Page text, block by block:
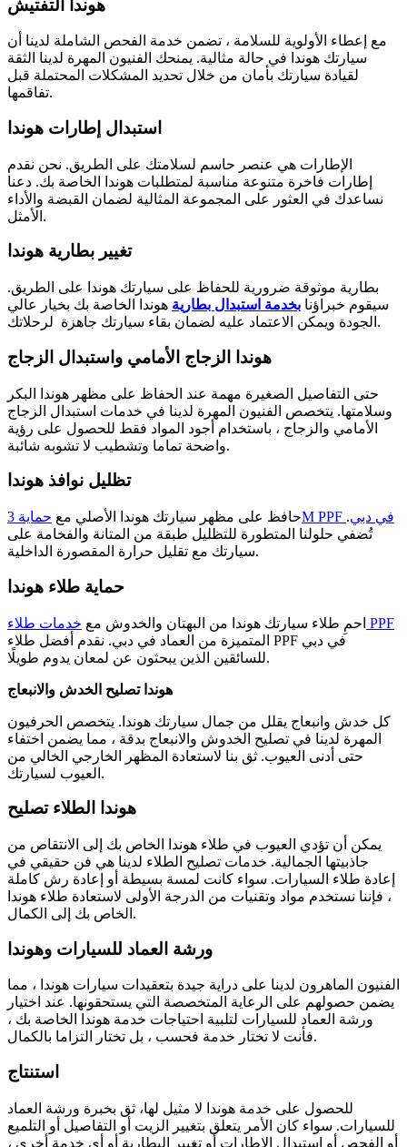
مع إعطاء الأولوية للسلامة ، تضمن خدمة الفحص الشاملة لدينا أن
سيارتك هوندا في حالة مثالية. يمنحك الفنيون المهرة لدينا الثقة
لقيادة سيارتك بأمان من خلال تحديد المشكلات المحتملة قبل
تفاقمها.
الإطارات هي عنصر حاسم لسلامتك على الطريق. نحن نقدم
إطارات فاخرة متنوعة مناسبة لمتطلبات هوندا الخاصة بك. دعنا
نساعدك في العثور على المجموعة المثالية لضمان القبضة والأداء
الأمثل.
تغيير بطارية هوندا
بطارية موثوقة ضرورية للحفاظ على سيارتك هوندا على الطريق.
سيقوم خبراؤنا بخدمة استبدال بطارية هوندا الخاصة بك بخيار عالي
الجودة ويمكن الاعتماد عليه لضمان بقاء سيارتك جاهزة لرحلاتك.
حتى التفاصيل الصغيرة مهمة عند الحفاظ على مظهر هوندا البكر
وسلامتها. يتخصص الفنيون المهرة لدينا في خدمات استبدال الزجاج
الأمامي والزجاج ، باستخدام أجود المواد فقط للحصول على رؤية
واضحة تماما وتشطيب لا تشوبه شائبة.
تظليل نوافذ هوندا
حافظ على مظهر سيارتك هوندا الأصلي مع حماية 3M PPF في دبي.
تُضفي حلولنا المتطورة للتظليل طبقة من المتانة والفخامة على
سيارتك مع تقليل حرارة المقصورة الداخلية.
حماية طلاء هوندا
احمِ طلاء سيارتك هوندا من البهتان والخدوش مع خدمات طلاء PPF
المتميزة من العماد في دبي. نقدم أفضل طلاء PPF في دبي
للسائقين الذين يبحثون عن لمعان يدوم طويلًا.
كل خدش وانبعاج يقلل من جمال سيارتك هوندا. يتخصص الحرفيون
المهرة لدينا في تصليح الخدوش والانبعاج بدقة ، مما يضمن اختفاء
حتى أدنى العيوب. ثق بنا لاستعادة المظهر الخارجي الخالي من
العيوب لسيارتك.
يمكن أن تؤدي العيوب في طلاء هوندا الخاص بك إلى الانتقاص من
جاذبيتها الجمالية. خدمات تصليح الطلاء لدينا هي فن حقيقي في
إعادة طلاء السيارات. سواء كانت لمسة بسيطة أو إعادة رش كاملة
، فإننا نستخدم مواد وتقنيات من الدرجة الأولى لاستعادة طلاء هوندا
الخاص بك إلى الكمال.
الفنيون الماهرون لدينا على دراية جيدة بتعقيدات سيارات هوندا ، مما
يضمن حصولهم على الرعاية المتخصصة التي يستحقونها. عند اختيار
ورشة العماد للسيارات لتلبية احتياجات خدمة هوندا الخاصة بك ،
فأنت لا تختار خدمة فحسب ، بل تختار التزاما بالكمال.
للحصول على خدمة هوندا لا مثيل لها، ثق بخبرة ورشة العماد
للسيارات. سواء كان الأمر يتعلق بتغيير الزيت أو التفاصيل أو التلميع
أو الفحص أو استبدال الإطارات أو تغيير البطارية أو أي خدمة أخرى ،